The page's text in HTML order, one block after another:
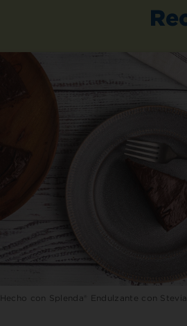
Hecho con Splenda® Endulzante con Stevia